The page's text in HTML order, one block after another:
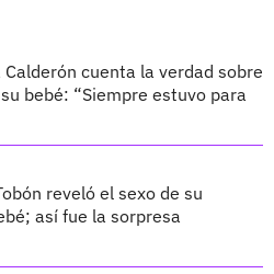
Calderón cuenta la verdad sobre
bebé: “Siempre estuvo para
reveló el sexo de su
así fue la sorpresa